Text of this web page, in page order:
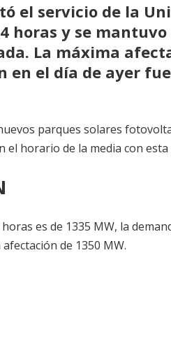
el servicio de la
horas y se
La máxima
el día de ayer
parques solares
el horario de la media con
es de 1335 MW, la
de 1350 MW.